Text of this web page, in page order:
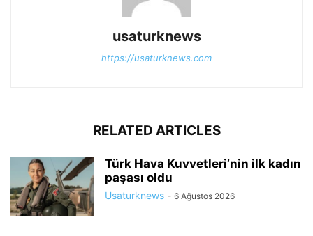
usaturknews
https://usaturknews.com
RELATED ARTICLES
Türk Hava Kuvvetleri’nin ilk kadın
paşası oldu
Usaturknews - 6 Ağustos 2026